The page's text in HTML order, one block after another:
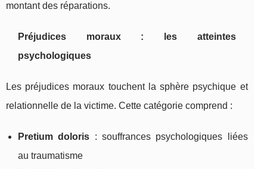
montant des réparations.
Préjudices moraux : les atteintes
psychologiques
Les préjudices moraux touchent la sphère psychique et
relationnelle de la victime. Cette catégorie comprend :
Pretium doloris : souffrances psychologiques liées
au traumatisme